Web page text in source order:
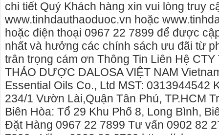
chi tiết Quý Khách hàng xin vui lòng truy
www.tinhdauthaoduoc.vn hoặc
hoặc điện thoại 0967 22 7899 để được
nhất và hưởng các chính sách ưu đãi từ
trân trọng cám ơn Thông Tin Liên Hệ
THẢO DƯỢC DALOSA VIỆT NAM
Essential Oils Co., Ltd MST: 0313944542
234/1 Vườn Lài,Quận Tân Phú, TP.HCM
Biên Hòa: Tổ 29 Khu Phố 8, Long Bình,
Đặt Hàng 0967 22 7899 Tư vấn 0902 82
cho thue xe
phú yên
0387560028
Cho thuê nhà nguyên căn Phú Yên, chuyên cho
thuê nhà nguyên căn tại Phú Yên
Chúng tôi hiên đang cho thuê nhà nguyên căn